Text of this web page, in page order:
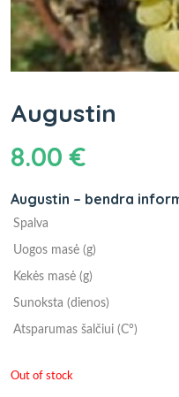
Augustin
8.00€
Augustin – bendra
Spalva
Uogos masė (g)
Kekės masė (g)
Sunoksta (dienos)
Atsparumas šalčiui (C°)
Out of stock